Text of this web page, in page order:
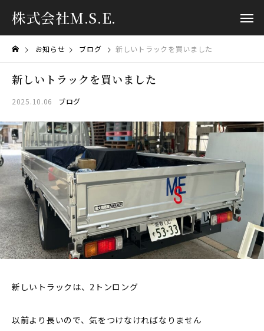
株式会社M.S.E.
お知らせ ブログ 新しいトラックを買いました
新しいトラックを買いました
2025.10.06 ブログ
新しいトラックは、2トンロング
以前より長いので、気をつけなければなりません